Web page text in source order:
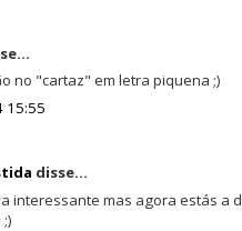
no "cartaz" em letra piquena ;)
15:55
disse...
interessante mas agora estás a